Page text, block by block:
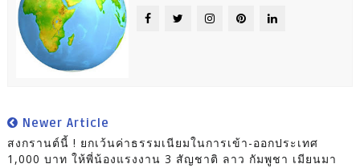
Newer Article
สงกรานต์นี้ ! ยกเว้นค่าธรรมเนียมในการเข้า-ออกประเทศ
1,000 บาท ให้พี่น้องแรงงาน 3 สัญชาติ ลาว กัมพูชา เมียนมา